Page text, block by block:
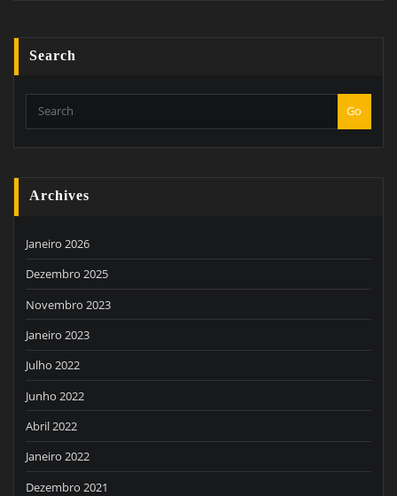
Search
Go
Archives
Janeiro 2026
Dezembro 2025
Novembro 2023
Janeiro 2023
Julho 2022
Junho 2022
Abril 2022
Janeiro 2022
Dezembro 2021